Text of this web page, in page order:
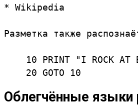
* Wikipedia
Разметка также
10 PRINT "I ROCK AT
    20 GOTO 10
Облегчённые языки